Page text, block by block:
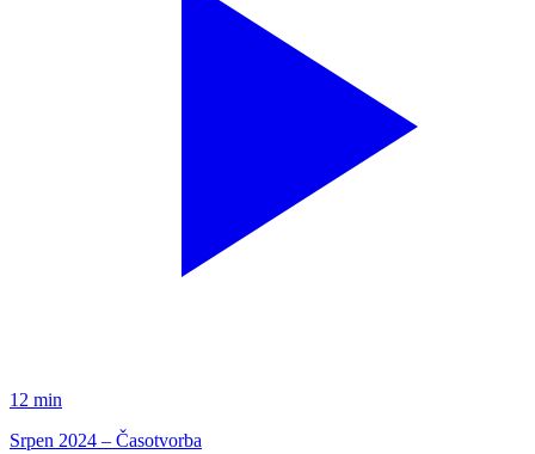
12 min
Srpen 2024 – Časotvorba